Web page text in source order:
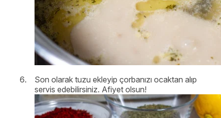
Son olarak tuzu ekleyip çorbanızı ocaktan alıp
servis edebilirsiniz. Afiyet olsun!